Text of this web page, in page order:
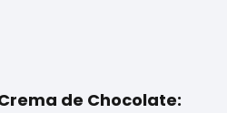
de Chocolate: